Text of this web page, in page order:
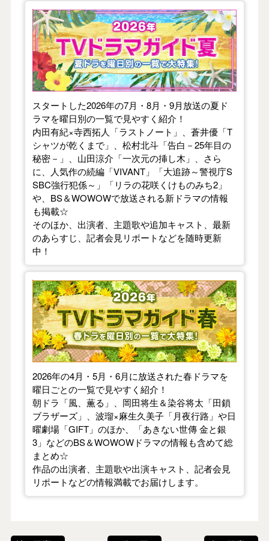
【2026年夏】TVドラマガイド
スタートした2026年の7月・8月・9月放送の夏ド
ラマを曜日別の一覧で見やすく紹介！
内田有紀×寺西拓人「ラストノート」、蒼井優「T
シャツが乾くまで」、松村北斗「告白－25年目の
秘密－」、山田涼介「一次元の挿し木」、さら
に、人気作の続編「VIVANT」「大追跡～警視庁S
SBC強行犯係～」「リラの花咲くけものみち2」
や、BS＆WOWOWで放送される新ドラマの情報
も掲載☆
そのほか、出演者、主題歌や追加キャスト、最新
のあらすじ、記者会見リポートなどを随時更新
中！
【2026年春】TVドラマガイド
2026年の4月・5月・6月に放送された春ドラマを
曜日ごとの一覧で見やすく紹介！
朝ドラ「風、薫る」、岡田将生＆染谷将太「田鎖
ブラザーズ」、波瑠×麻生久美子「月夜行路」や日
曜劇場「GIFT」のほか、「あきない世傳 金と銀
3」などのBS＆WOWOWドラマの情報も含めて総
まとめ☆
作品の出演者、主題歌や出演キャスト、記者会見
リポートなどの情報満載でお届けします。